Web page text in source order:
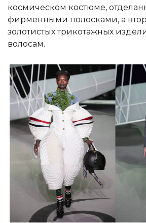
космическом костюме,
фирменными полосками, а
золотистых трикотажных
волосам.